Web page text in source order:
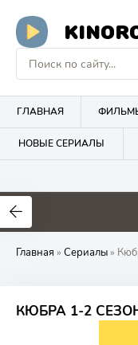
ГЛАВНАЯ
НОВЫЕ СЕРИАЛЫ
Главная » Сериалы»
КЮБРА 1-2